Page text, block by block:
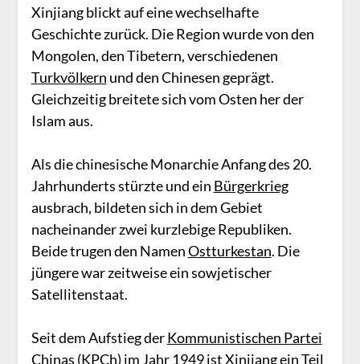
Xinjiang blickt auf eine wechselhafte
Geschichte zurück. Die Region wurde von den
Mongolen, den Tibetern, verschiedenen
Turkvölkern und den Chinesen geprägt.
Gleichzeitig breitete sich vom Osten her der
Islam aus.
Als die chinesische Monarchie Anfang des 20.
Jahrhunderts stürzte und ein Bürgerkrieg
ausbrach, bildeten sich in dem Gebiet
nacheinander zwei kurzlebige Republiken.
Beide trugen den NamenOstturkestan. Die
jüngere war zeitweise ein sowjetischer
Satellitenstaat.
Seit dem Aufstieg derKommunistischen Partei
Chinas (KPCh) im Jahr 1949 ist Xinjiang ein Teil